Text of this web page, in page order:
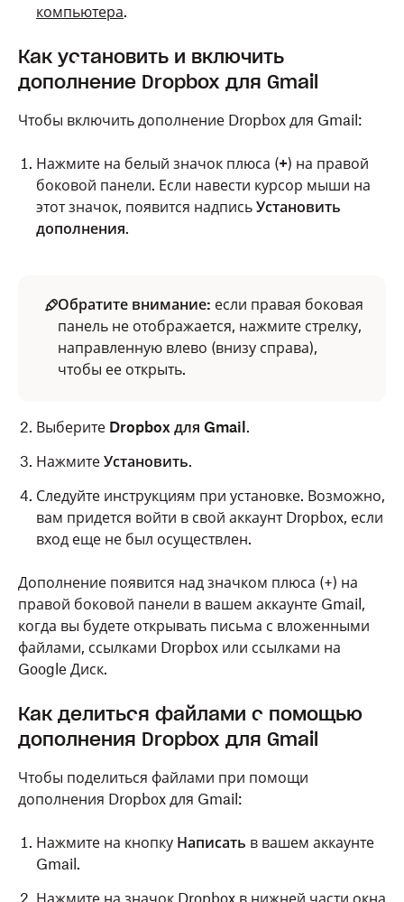
компьютера.
Как установить и включить
дополнение Dropbox для Gmail
Чтобы включить дополнение Dropbox для Gmail:
Нажмите на белый значок плюса (+) на правой
боковой панели. Если навести курсор мыши на
этот значок, появится надпись Установить
дополнения.
Обратите внимание: если правая боковая
панель не отображается, нажмите стрелку,
направленную влево (внизу справа),
чтобы ее открыть.
Выберите Dropbox для Gmail .
Нажмите Установить.
Следуйте инструкциям при установке. Возможно,
вам придется войти в свой аккаунт Dropbox, если
вход еще не был осуществлен.
Дополнение появится над значком плюса (+) на
правой боковой панели в вашем аккаунте Gmail,
когда вы будете открывать письма с вложенными
файлами, ссылками Dropbox или ссылками на
Google Диск.
Как делиться файлами с помощью
дополнения Dropbox для Gmail
Чтобы поделиться файлами при помощи
дополнения Dropbox для Gmail:
Нажмите на кнопку Написать в вашем аккаунте
Gmail.
Нажмите на значок Dropbox в нижней части окна